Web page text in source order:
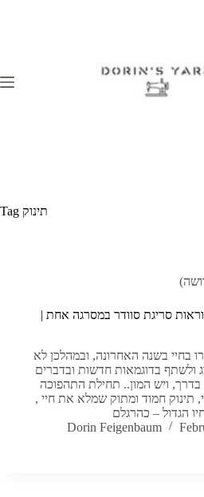
Tag תינוק
סריגת סוודר במסרגה אחת |
בחיי בשנה האחרונה, ובמהלכן לא
ולשתף בדוגמאות חדשות ובדברים
בדרך, ויש המון.. תחילת התהפוכה
תינוק חמוד ומתוק שמלא את חיי ,
Dorin Feigenbaum